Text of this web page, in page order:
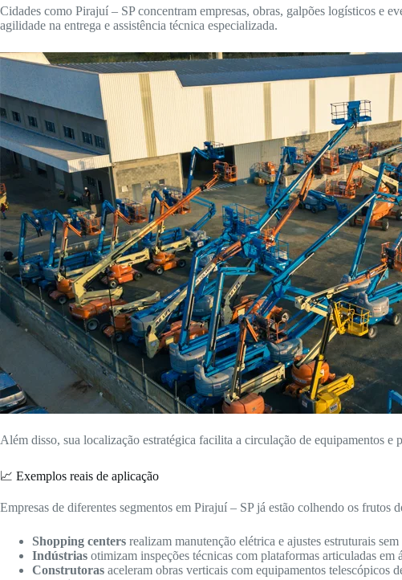
Cidades como Pirajuí – SP concentram empresas, obras, galpões logísticos e
agilidade na entrega e assistência técnica especializada.
Além disso, sua localização estratégica facilita a circulação de equipamentos
📈 Exemplos reais de aplicação
Empresas de diferentes segmentos em Pirajuí – SP já estão colhendo os frutos
Shopping centers realizam manutenção elétrica e ajustes estruturais
Indústrias otimizam inspeções técnicas com plataformas articuladas em
Construtoras aceleram obras verticais com equipamentos telescópicos